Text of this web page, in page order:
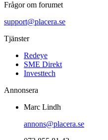
Frågor om forumet
support@placera.se
Tjänster
Redeye
SME Direkt
Investtech
Annonsera
Marc Lindh
annons@placera.se